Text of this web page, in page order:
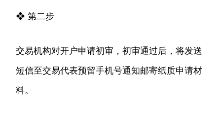
❖ 第二步
交易机构对开户申请初审，初审通过后，将发送
短信至交易代表预留手机号通知邮寄纸质申请材
料。